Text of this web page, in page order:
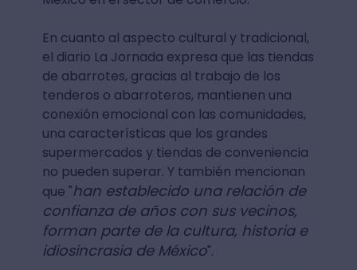
En cuanto al aspecto cultural y tradicional,
el diario La Jornada expresa que las tiendas
de abarrotes, gracias al trabajo de los
tenderos o abarroteros, mantienen una
conexión emocional con las comunidades,
una características que los grandes
supermercados y tiendas de conveniencia
no pueden superar. Y también mencionan
que "han establecido una relación de
confianza de años con sus vecinos,
forman parte de la cultura, historia e
idiosincrasia de México".